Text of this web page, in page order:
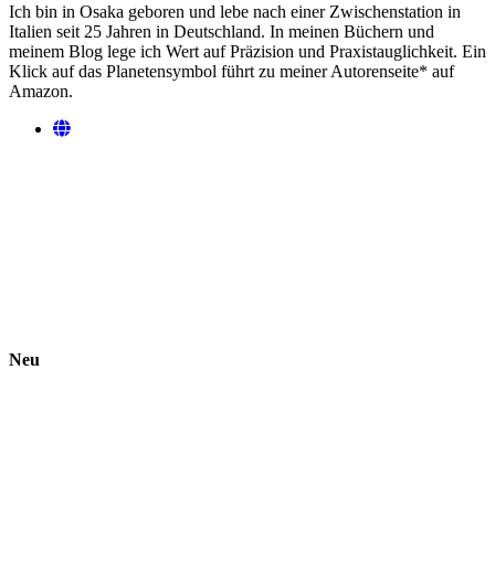
Ich bin in Osaka geboren und lebe nach einer Zwischenstation in
Italien seit 25 Jahren in Deutschland. In meinen Büchern und
meinem Blog lege ich Wert auf Präzision und Praxistauglichkeit. Ein
Klick auf das Planetensymbol führt zu meiner Autorenseite* auf
Amazon.
Neu